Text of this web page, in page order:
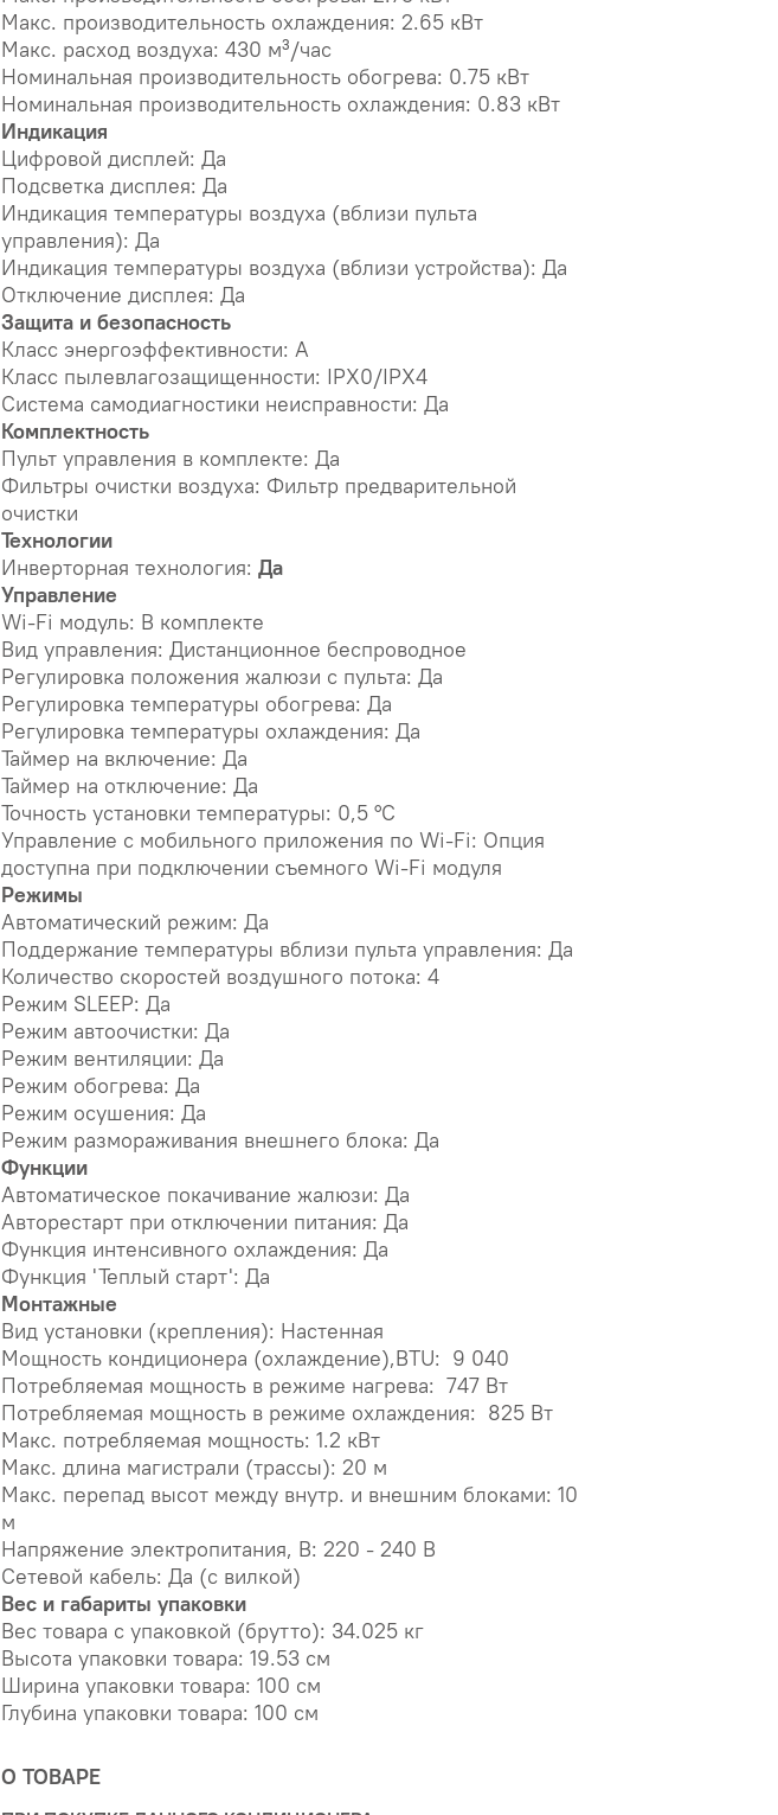
Макс. производительность охлаждения: 2.65 кВт
Макс. расход воздуха: 430 м³/час
Номинальная производительность обогрева: 0.75 кВт
Номинальная производительность охлаждения: 0.83 кВт
Индикация
Цифровой дисплей: Да
Подсветка дисплея: Да
Индикация температуры воздуха (вблизи пульта
управления): Да
Индикация температуры воздуха (вблизи устройства): Да
Отключение дисплея: Да
Защита и безопасность
Класс энергоэффективности: A
Класс пылевлагозащищенности: IPX0/IPX4
Система самодиагностики неисправности: Да
Комплектность
Пульт управления в комплекте: Да
Фильтры очистки воздуха: Фильтр предварительной
очистки
Технологии
Инверторная технология: Да
Управление
Wi-Fi модуль: В комплекте
Вид управления: Дистанционное беспроводное
Регулировка положения жалюзи с пульта: Да
Регулировка температуры обогрева: Да
Регулировка температуры охлаждения: Да
Таймер на включение: Да
Таймер на отключение: Да
Точность установки температуры: 0,5 °С
Управление c мобильного приложения по Wi-Fi: Опция
доступна при подключении съемного Wi-Fi модуля
Режимы
Автоматический режим: Да
Поддержание температуры вблизи пульта управления: Да
Количество скоростей воздушного потока: 4
Режим SLEEP: Да
Режим автоочистки: Да
Режим вентиляции: Да
Режим обогрева: Да
Режим осушения: Да
Режим размораживания внешнего блока: Да
Функции
Автоматическое покачивание жалюзи: Да
Авторестарт при отключении питания: Да
Функция интенсивного охлаждения: Да
Функция 'Теплый старт': Да
Монтажные
Вид установки (крепления): Настенная
Мощность кондиционера (охлаждение),BTU: 9 040
Потребляемая мощность в режиме нагрева: 747 Вт
Потребляемая мощность в режиме охлаждения: 825 Вт
Макс. потребляемая мощность: 1.2 кВт
Макс. длина магистрали (трассы): 20 м
Макс. перепад высот между внутр. и внешним блоками: 10
м
Напряжение электропитания, В: 220 - 240 В
Сетевой кабель: Да (с вилкой)
Вес и габариты упаковки
Вес товара с упаковкой (брутто): 34.025 кг
Высота упаковки товара: 19.53 см
Ширина упаковки товара: 100 см
Глубина упаковки товара: 100 см
О ТОВАРЕ